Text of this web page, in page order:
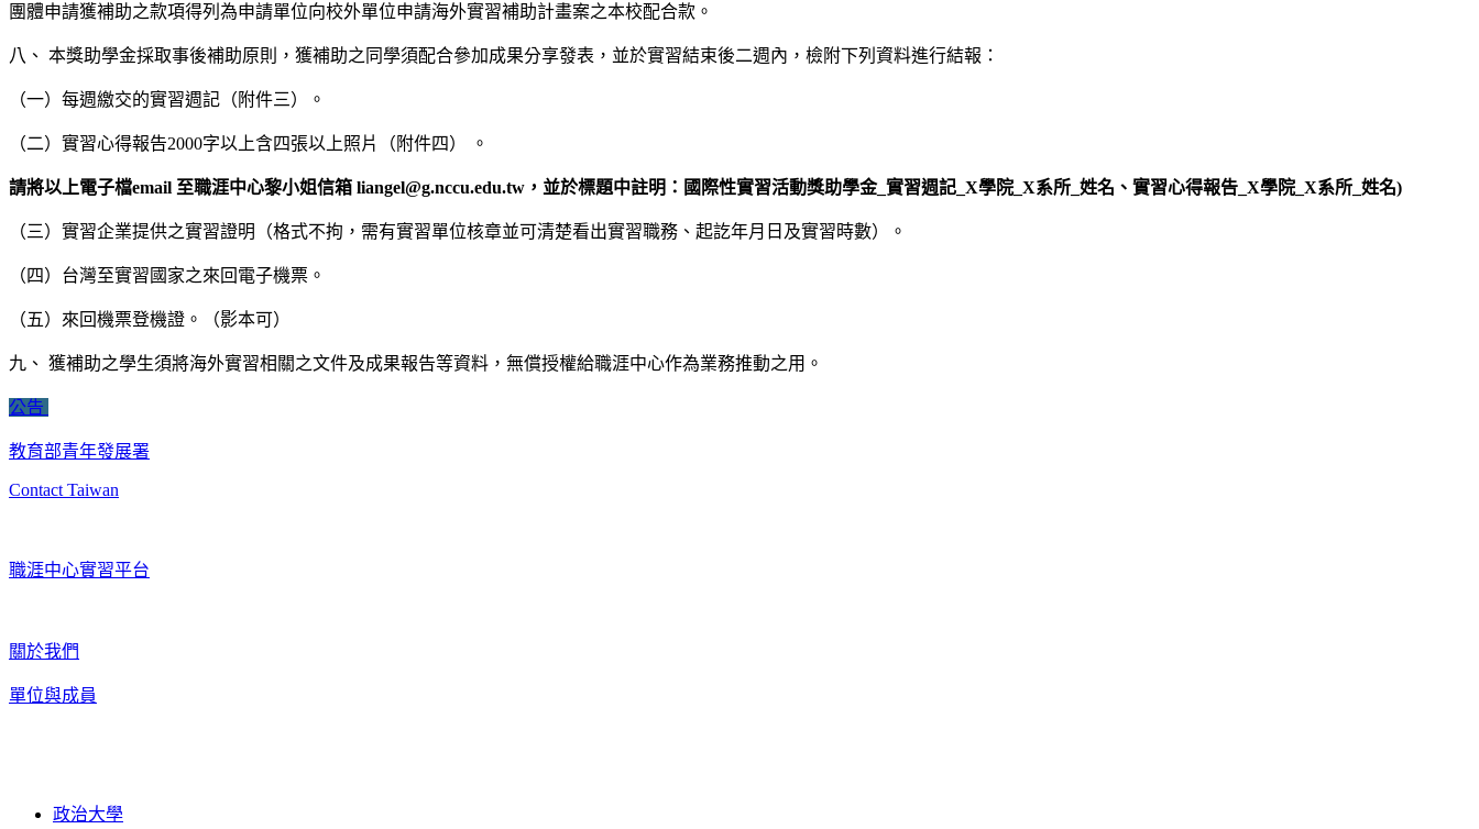
團體申請獲補助之款項得列為申請單位向校外單位申請海外實習補助計畫案之本校配合款。
八、 本獎助學金採取事後補助原則，獲補助之同學須配合參加成果分享發表，並於實習結束後二週內，檢附下列資料進行結報：
（一）每週繳交的實習週記（附件三）。
（二）實習心得報告2000字以上含四張以上照片（附件四） 。
請將以上電子檔email 至職涯中心黎小姐信箱 liangel@g.nccu.edu.tw，並於標題中註明：國際性實習活動獎助學金_實習週記_X學院_X系所_姓名、實習心得報告_X學院_X系所_姓名)
（三）實習企業提供之實習證明（格式不拘，需有實習單位核章並可清楚看出實習職務、起訖年月日及實習時數）。
（四）台灣至實習國家之來回電子機票。
（五）來回機票登機證。（影本可）
九、 獲補助之學生須將海外實習相關之文件及成果報告等資料，無償授權給職涯中心作為業務推動之用。
公告
教育部青年發展署
Contact Taiwan
職涯中心實習平台
關於我們
單位與成員
政治大學